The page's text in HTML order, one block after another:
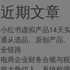
近期文章
小红书虚拟产品14天
通从选品、原创产品
全链路
电商企业财务合规与